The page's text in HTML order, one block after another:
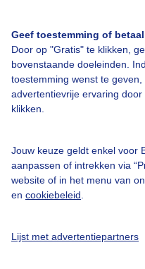
Geef toestemming of
Door op "Gratis" te klikken,
bovenstaande doeleinden.
toestemming wenst te
advertentievrije ervaring door
klikken.
Jouw keuze geldt enkel voor
aanpassen of intrekken via
website of in het menu van
en cookiebeleid
Lijst met advertentiepartners
Buienradar Team
Privacy beleid
Cookie beleid
Privacy instellingen
@BuienradarBE
Buienradar